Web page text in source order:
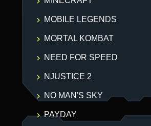
MOBILE LEGENDS
MORTAL KOMBAT
NEED FOR SPEED
NJUSTICE 2
NO MAN'S SKY
PAYDAY